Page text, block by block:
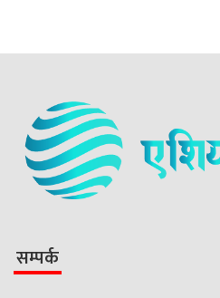
सम्पर्क